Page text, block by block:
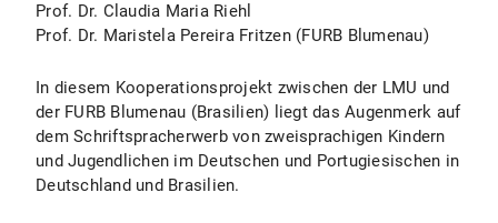
Prof. Dr. Claudia Maria Riehl
Prof. Dr. Maristela Pereira Fritzen (FURB Blumenau)
In diesem Kooperationsprojekt zwischen der LMU und
der FURB Blumenau (Brasilien) liegt das Augenmerk auf
dem Schriftspracherwerb von zweisprachigen Kindern
und Jugendlichen im Deutschen und Portugiesischen in
Deutschland und Brasilien.